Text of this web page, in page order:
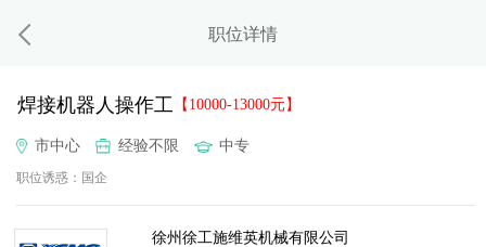
职位详情
焊接机器人操作工 【10000-13000元】
市中心 经验不限 中专
职位诱惑： 国企
徐州徐工施维英机械有限公司